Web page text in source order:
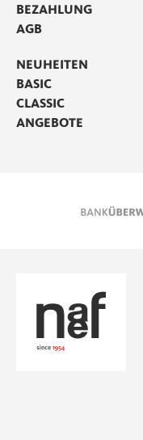
BEZAHLUNG
AGB
NEUHEITEN
BASIC
CLASSIC
ANGEBOTE